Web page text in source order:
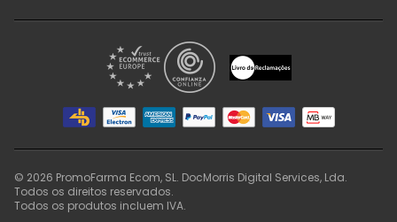
© 2026 PromoFarma Ecom, SL. DocMorris Digital Services, Lda.
Todos os direitos reservados.
Todos os produtos incluem IVA.